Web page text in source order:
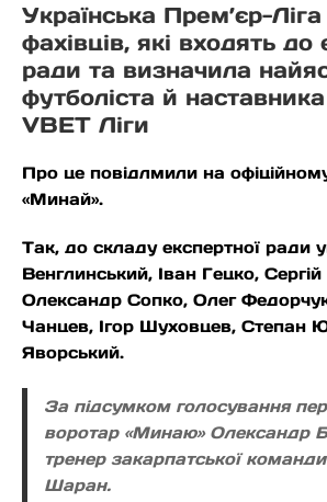
Українська Прем’єр-
фахівців, які входять до
ради та визначила
футболіста й
VBET Ліги
Про це повідлмили на
«Минай».
Так, до складу експертної ради
Венглинський, Іван Гецко,
Олександр Сопко, Олег
Чанцев, Ігор Шуховцев, Степан
Яворський.
За підсумком голосування
воротар «Минаю» Олександр
тренер закарпатської
Шаран.